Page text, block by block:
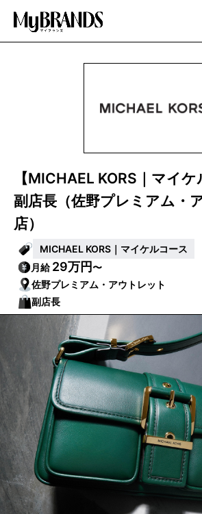
【MICHAEL KORS｜マイケ
副店長（佐野プレミアム・
店）
MICHAEL KORS｜マイケルコース
月給29万円〜
佐野プレミアム・アウトレット
副店長